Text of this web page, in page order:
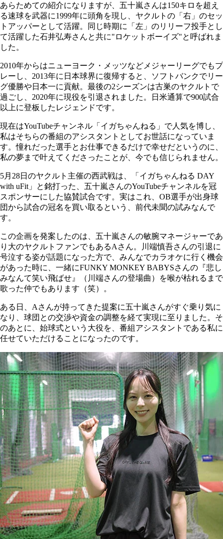
あらためての紹介になりますが、五十嵐さんは150キロを超え
る速球を武器に1999年に頭角を現し、ヤクルトの「右」のセッ
トアッパーとして活躍。同じ時期に「左」のリリーフ投手とし
て活躍した石井弘寿さんと共に"ロケットボーイズ"と呼ばれま
した。
2010年からはニューヨーク・メッツなどメジャーリーグでもプ
レーし、2013年に日本球界に復帰すると、ソフトバンクでリー
グ優勝や日本一に貢献。最後の2シーズンは古巣のヤクルトで
過ごし、2020年に現役を引退されました。日米通算で900試合
以上に登板したレジェンドです。
現在はYouTubeチャンネル「イガちゃんねる」で人気を博し、
私はそちらの番組のアシスタントとしてお世話になっていま
す。憧れだった選手とお仕事できるだけで幸せだというのに、
私の夢まで叶えてくださったことが、今でも信じられません。
5月28日のヤクルト主催の西武戦は、「イガちゃんねる DAY
with uFit」と銘打った、五十嵐さんのYouTubeチャンネルを冠
スポンサーにした協賛試合です。実はこれ、OB選手が出身球
団から試合の冠名を買い取るという、前代未聞の試みなんで
す。
この企画を発案したのは、五十嵐さんの敏腕マネージャーであ
り大のヤクルトファンでもあるAさん。川端慎吾さんの引退に
号泣する姿が話題になった方で、みんなでカラオケに行く機会
があった時に、一緒にFUNKY MONKEY BABYSさんの『悲し
みなんて笑い飛ばせ』（川端さんの登場曲）を喉が枯れるまで
歌った仲でもあります（笑）。
ある日、Aさんが持ってきた提案に五十嵐さんがすぐ乗り気に
なり、球団との交渉や資金の調整を経て実現に至りました。そ
のあとに、始球式という大役を、番組アシスタントである私に
任せていただけることになったのです。